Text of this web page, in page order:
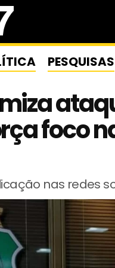
PESQUISAS
foco
nas redes